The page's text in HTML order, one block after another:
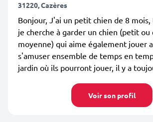
31220, Cazères
Bonjour, J'ai un petit chien de 8
je cherche à garder un chien (petit ou
moyenne) qui aime également jouer
s'amuser ensemble de temps en
jardin où ils pourront jouer, il y a
Voir son profil